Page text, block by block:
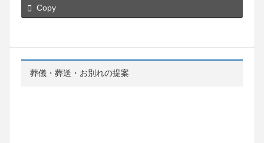
Copy
葬儀・葬送・お別れの提案